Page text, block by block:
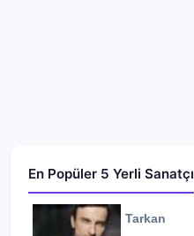
En Popüler 5 Yerli Sanatçı
Tarkan